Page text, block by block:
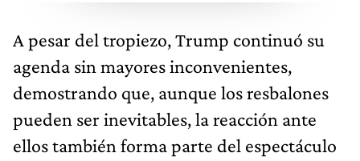
A pesar del tropiezo, Trump continuó su
agenda sin mayores inconvenientes,
demostrando que, aunque los resbalones
pueden ser inevitables, la reacción ante
ellos también forma parte del espectáculo